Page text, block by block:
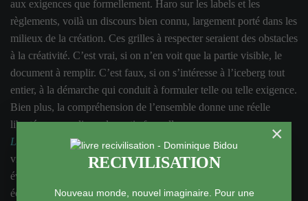
aux exigences que formellement. Haro sur les labels et les
règlements, voilà un discours bien connu, largement porté dans les
milieux de la création. Ces grilles à respecter seraient des obstacles
à la créativité. C’est vrai, si on n’en voit que la partie visible, le
document à remplir. C’est faux, si on s’intéresse à l’iceberg tout
entier, à la démarche qui conduit à formuler telle ou telle exigence.
Bien plus, la compréhension de l’ensemble donne une réelle
liberté pour appliquer la partie formelle.
La philosophie source de liberté, expression bien connue, mais
vite oubliée, dans le feu de l’action, sous la pression des
évènements. Les exigences formelles, oui, si on ne peut pas y
échapper, le reste est de la philosophie, entend-on dire, avec une
×
RECIVILISATION
Nouveau monde, nouvel imaginaire. Pour une